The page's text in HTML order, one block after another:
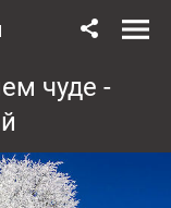
чуде -